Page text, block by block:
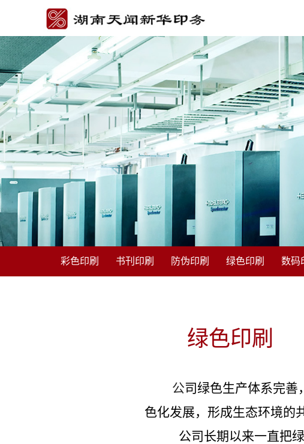
彩色印刷 书刊印刷 防伪印刷 绿色印刷 数码
绿色印刷
公司绿色生产体系完善
色化发展，形成生态环境的
公司长期以来一直把